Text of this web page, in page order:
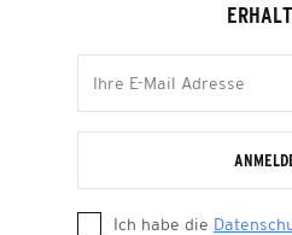
Ich habe die